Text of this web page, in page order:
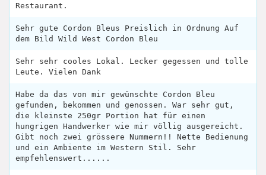
Restaurant.
Sehr gute Cordon Bleus Preislich in Ordnung Auf
dem Bild Wild West Cordon Bleu
Sehr sehr cooles Lokal. Lecker gegessen und tolle
Leute. Vielen Dank
Habe da das von mir gewünschte Cordon Bleu
gefunden, bekommen und genossen. War sehr gut,
die kleinste 250gr Portion hat für einen
hungrigen Handwerker wie mir völlig ausgereicht.
Gibt noch zwei grössere Nummern!! Nette Bedienung
und ein Ambiente im Western Stil. Sehr
empfehlenswert......